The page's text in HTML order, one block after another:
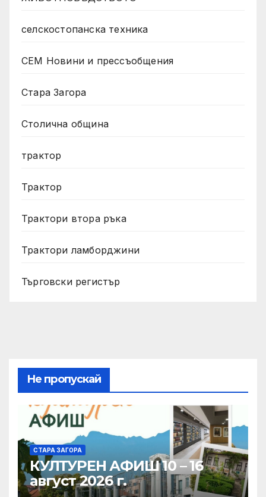
селскостопанска техника
СЕМ Новини и прессъобщения
Стара Загора
Столична община
трактор
Трактор
Трактори втора ръка
Трактори ламборджини
Търговски регистър
Не пропускай
СТАРА ЗАГОРА
КУЛТУРЕН АФИШ 10 – 16
август 2026 г.